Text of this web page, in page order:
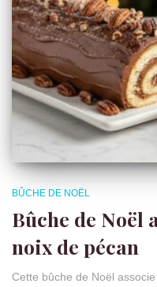
BÛCHE DE NOËL
Bûche de Noël
noix de pécan
Cette bûche de Noël